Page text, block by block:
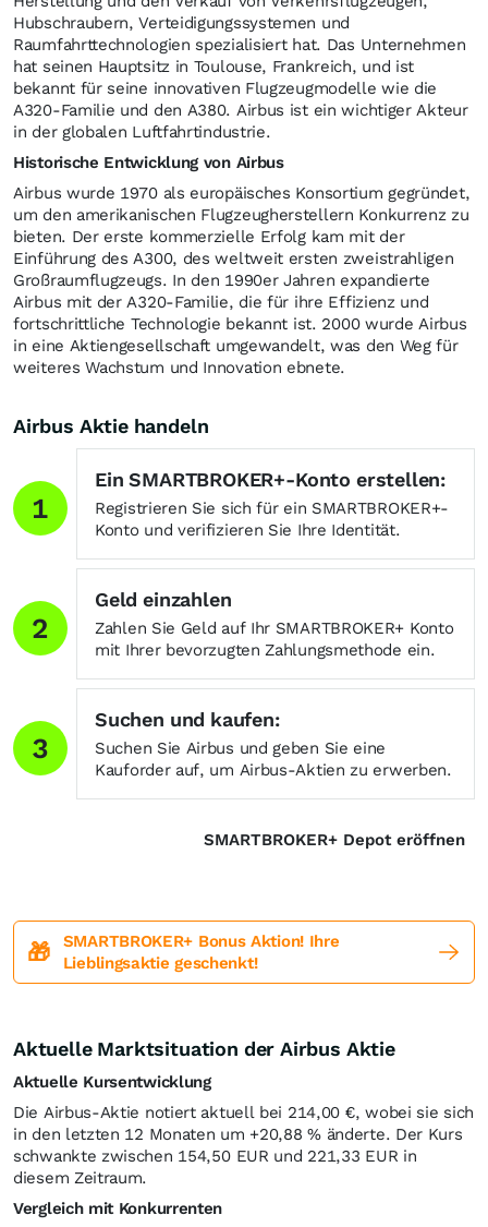
Hubschraubern, Verteidigungssystemen und
Raumfahrttechnologien spezialisiert hat. Das Unternehmen
hat seinen Hauptsitz in Toulouse, Frankreich, und ist
bekannt für seine innovativen Flugzeugmodelle wie die
A320-Familie und den A380. Airbus ist ein wichtiger Akteur
in der globalen Luftfahrtindustrie.
Historische Entwicklung von Airbus
Airbus wurde 1970 als europäisches Konsortium gegründet,
um den amerikanischen Flugzeugherstellern Konkurrenz zu
bieten. Der erste kommerzielle Erfolg kam mit der
Einführung des A300, des weltweit ersten zweistrahligen
Großraumflugzeugs. In den 1990er Jahren expandierte
Airbus mit der A320-Familie, die für ihre Effizienz und
fortschrittliche Technologie bekannt ist. 2000 wurde Airbus
in eine Aktiengesellschaft umgewandelt, was den Weg für
weiteres Wachstum und Innovation ebnete.
Airbus Aktie handeln
1
Ein SMARTBROKER+-Konto erstellen:
Registrieren Sie sich für ein SMARTBROKER+-
Konto und verifizieren Sie Ihre Identität.
2
Geld einzahlen
Zahlen Sie Geld auf Ihr SMARTBROKER+ Konto
mit Ihrer bevorzugten Zahlungsmethode ein.
3
Suchen und kaufen:
Suchen Sie Airbus und geben Sie eine
Kauforder auf, um Airbus-Aktien zu erwerben.
SMARTBROKER+ Depot eröffnen
🎁
SMARTBROKER+ Bonus Aktion! Ihre
Lieblingsaktie geschenkt!
Aktuelle Marktsituation der Airbus Aktie
Aktuelle Kursentwicklung
Die Airbus-Aktie notiert aktuell bei 214,00 €, wobei sie sich
in den letzten 12 Monaten um +20,88%änderte. Der Kurs
schwankte zwischen 154,50 EUR und 221,33 EUR in
diesem Zeitraum.
Vergleich mit Konkurrenten